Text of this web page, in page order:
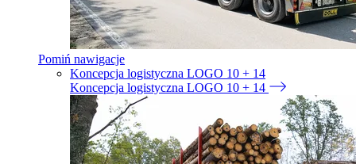
Pomiń nawigacje
Koncepcja logistyczna LOGO 10 + 14
Koncepcja logistyczna LOGO 10 + 14